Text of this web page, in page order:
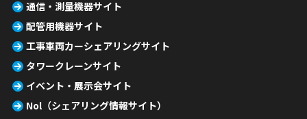
通信・測量機器サイト
配管用機器サイト
工事車両カーシェアリングサイト
タワークレーンサイト
イベント・展示会サイト
Nol（シェアリング情報サイト）